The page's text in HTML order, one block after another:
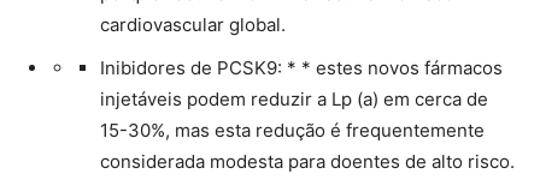
cardiovascular global.
Inibidores de PCSK9: * * estes novos fármacos
injetáveis podem reduzir a Lp (a) em cerca de
15-30%, mas esta redução é frequentemente
considerada modesta para doentes de alto risco.